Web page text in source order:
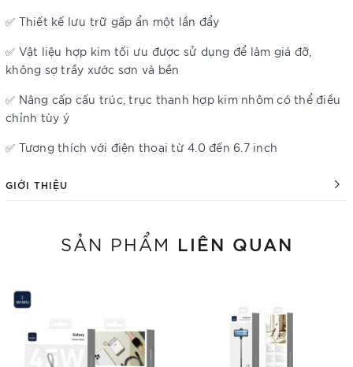
✅ Thiết kế lưu trữ gấp ẩn một lần đẩy
✅ Vật liệu hợp kim tối ưu được sử dụng để làm giá đỡ,
không sợ trầy xước sơn và bền
✅ Nâng cấp cấu trúc, trục thanh hợp kim nhôm có thể điều
chỉnh tùy ý
✅ Tương thích với điện thoại từ 4.0 đến 6.7 inch
GIỚI THIỆU
SẢN PHẨM LIÊN QUAN